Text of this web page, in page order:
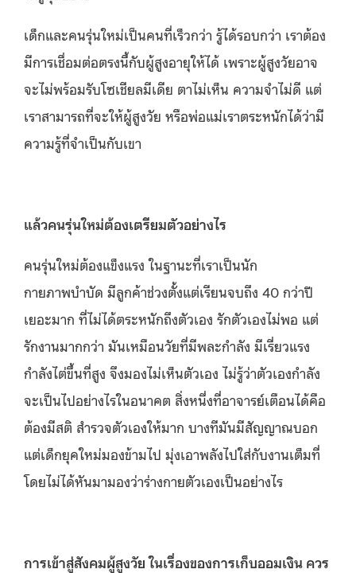
เด็กและคนรุ่นใหม่เป็นคนที่เร็วกว่า รู้ได้รอบกว่า เราต้อง
มีการเชื่อมต่อตรงนี้กับผู้สูงอายุให้ได้ เพราะผู้สูงวัยอาจ
จะไม่พร้อมรับโซเชียลมีเดีย ตาไม่เห็น ความจำไม่ดี แต่
เราสามารถที่จะให้ผู้สูงวัย หรือพ่อแม่เราตระหนักได้ว่ามี
ความรู้ที่จำเป็นกับเขา
แล้วคนรุ่นใหม่ต้องเตรียมตัวอย่างไร
คนรุ่นใหม่ต้องแข็งแรง ในฐานะที่เราเป็นนัก
กายภาพบำบัด มีลูกค้าช่วงตั้งแต่เรียนจบถึง 40 กว่าปี
เยอะมาก ที่ไม่ได้ตระหนักถึงตัวเอง รักตัวเองไม่พอ แต่
รักงานมากกว่า มันเหมือนวัยที่มีพละกำลัง มีเรี่ยวแรง
กำลังไต่ขึ้นที่สูง จึงมองไม่เห็นตัวเอง ไม่รู้ว่าตัวเองกำลัง
จะเป็นไปอย่างไรในอนาคต สิ่งหนึ่งที่อาจารย์เตือนได้คือ
ต้องมีสติ สำรวจตัวเองให้มาก บางทีมันมีสัญญาณบอก
แต่เด็กยุคใหม่มองข้ามไป มุ่งเอาพลังไปใส่กับงานเต็มที่
โดยไม่ได้หันมามองว่าร่างกายตัวเองเป็นอย่างไร
การเข้าสู่สังคมผู้สูงวัย ในเรื่องของการเก็บออมเงิน ควร